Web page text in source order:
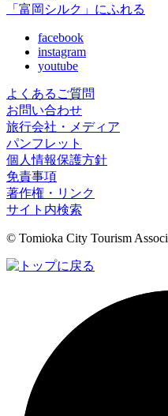
「富岡シルク」にふれる
facebook
instagram
youtube
よくあるご質問
お問い合わせ
旅行会社・メディア
パンフレット
個人情報保護方針
免責事項
著作権・リンク
サイト内検索
© Tomioka City Tourism